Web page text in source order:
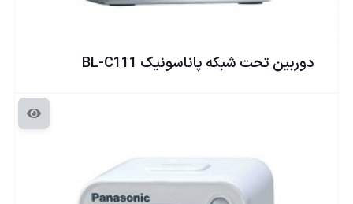
دوربين تحت شبكه پاناسونيک BL-C111